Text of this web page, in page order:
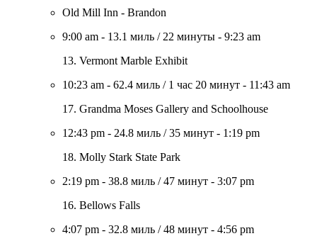
Old Mill Inn - Brandon
9:00 am - 13.1 миль / 22 минуты - 9:23 am
13. Vermont Marble Exhibit
10:23 am - 62.4 миль / 1 час 20 минут - 11:43 am
17. Grandma Moses Gallery and Schoolhouse
12:43 pm - 24.8 миль /35 минут - 1:19 pm
18. Molly Stark State Park
2:19 pm - 38.8 миль /47 минут - 3:07 pm
16. Bellows Falls
4:07 pm - 32.8 миль /48 минут - 4:56 pm